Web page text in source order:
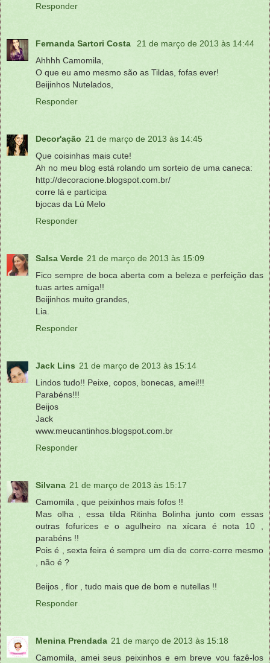
Responder
Fernanda Sartori Costa
21 de março de 2013 às 14:44
Ahhhh Camomila,
O que eu amo mesmo são as Tildas, fofas ever!
Beijinhos Nutelados,
Responder
Decor'ação 21 de março de 2013 às 14:45
Que coisinhas mais cute!
Ah no meu blog está rolando um sorteio de uma caneca:
http://decoracione.blogspot.com.br/
corre lá e participa
bjocas da Lú Melo
Responder
Salsa Verde 21 de março de 2013 às 15:09
Fico sempre de boca aberta com a beleza e perfeição das
tuas artes amiga!!
Beijinhos muito grandes,
Lia.
Responder
Jack Lins 21 de março de 2013 às 15:14
Lindos tudo!! Peixe, copos, bonecas, amei!!!
Parabéns!!!
Beijos
Jack
www.meucantinhos.blogspot.com.br
Responder
Silvana 21 de março de 2013 às 15:17
Camomila , que peixinhos mais fofos !!
Mas olha , essa tilda Ritinha Bolinha junto com essas
outras fofurices e o agulheiro na xícara é nota 10 ,
parabéns !!
Pois é , sexta feira é sempre um dia de corre-corre mesmo
, não é ?
Beijos , flor , tudo mais que de bom e nutellas !!
Responder
Menina Prendada 21 de março de 2013 às 15:18
Camomila, amei seus peixinhos e em breve vou fazê-los